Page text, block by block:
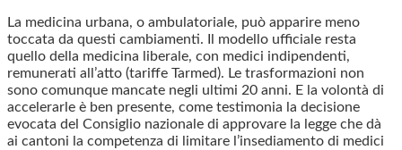
La medicina urbana, o ambulatoriale, può apparire meno
toccata da questi cambiamenti. Il modello ufficiale resta
quello della medicina liberale, con medici indipendenti,
remunerati all’atto (tariffe Tarmed). Le trasformazioni non
sono comunque mancate negli ultimi 20 anni. E la volontà di
accelerarle è ben presente, come testimonia la decisione
evocata del Consiglio nazionale di approvare la legge che dà
ai cantoni la competenza di limitare l’insediamento di medici